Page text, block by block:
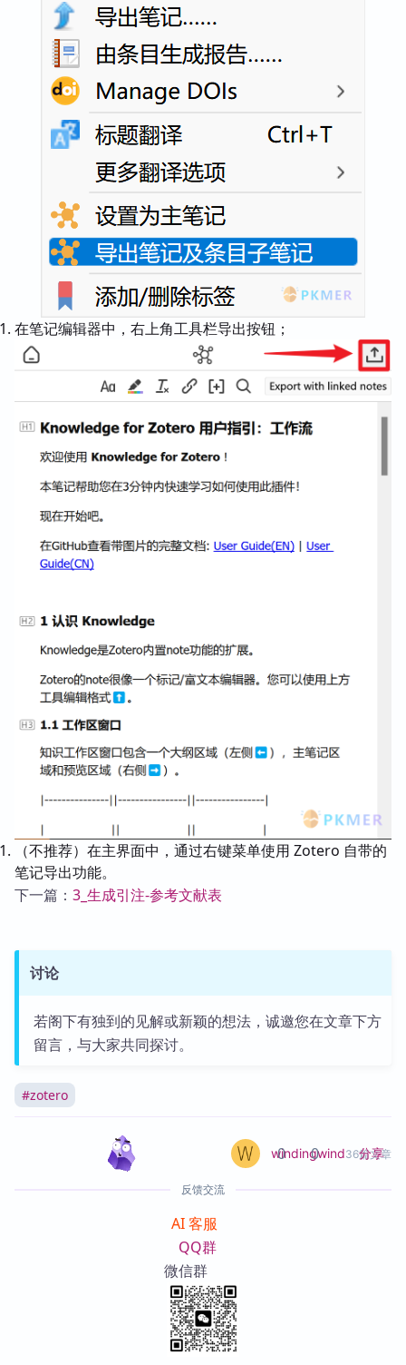
在笔记编辑器中，右上角工具栏导出按钮；
（不推荐）在主界面中，通过右键菜单使用 Zotero 自带的
笔记导出功能。
下一篇： 3_生成引注-参考文献表
讨论
若阁下有独到的见解或新颖的想法，诚邀您在文章下方
留言，与大家共同探讨。
#zotero
windingwind36篇文章
0 0 分享
反馈交流
AI 客服
QQ群
微信群